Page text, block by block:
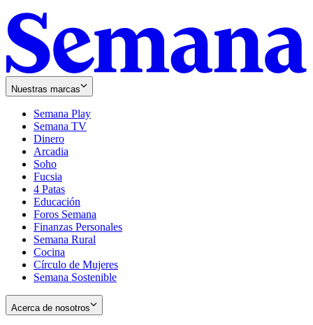
Nuestras marcas
Semana Play
Semana TV
Dinero
Arcadia
Soho
in
new
window
Fucsia
in
new
window
4 Patas
Educación
Foros Semana
Finanzas Personales
Semana Rural
Cocina
Círculo de Mujeres
Semana Sostenible
Acerca de nosotros